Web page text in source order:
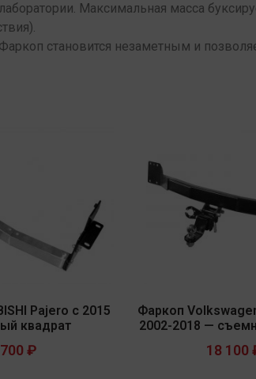
Максимальная масса
становится незаметным и
Pajero с 2015
квадрат
₽
Фаркоп
2002-2018 —
18 100